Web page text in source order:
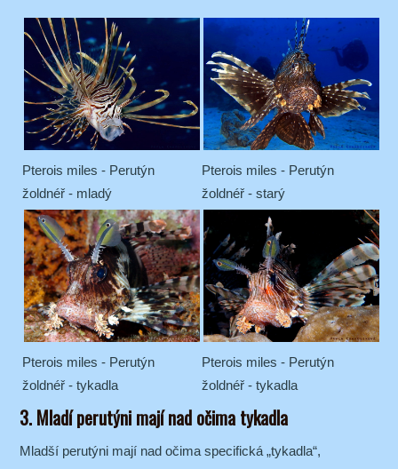
Pterois miles - Perutýn
žoldnéř - mladý
Pterois miles - Perutýn
žoldnéř - starý
Pterois miles - Perutýn
žoldnéř - tykadla
Pterois miles - Perutýn
žoldnéř - tykadla
3. Mladí perutýni mají nad očima tykadla
Mladší perutýni mají nad očima specifická „tykadla“,